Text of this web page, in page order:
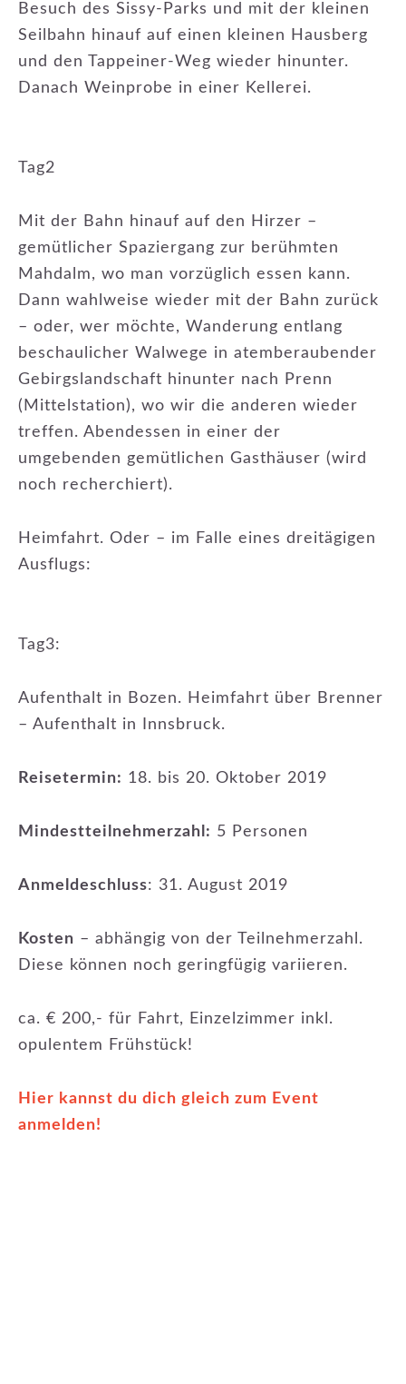
Besuch des Sissy-Parks und mit der kleinen
Seilbahn hinauf auf einen kleinen Hausberg
und den Tappeiner-Weg wieder hinunter.
Danach Weinprobe in einer Kellerei.
Tag2
Mit der Bahn hinauf auf den Hirzer –
gemütlicher Spaziergang zur berühmten
Mahdalm, wo man vorzüglich essen kann.
Dann wahlweise wieder mit der Bahn zurück
– oder, wer möchte, Wanderung entlang
beschaulicher Walwege in atemberaubender
Gebirgslandschaft hinunter nach Prenn
(Mittelstation), wo wir die anderen wieder
treffen. Abendessen in einer der
umgebenden gemütlichen Gasthäuser (wird
noch recherchiert).
Heimfahrt. Oder – im Falle eines dreitägigen
Ausflugs:
Tag3:
Aufenthalt in Bozen. Heimfahrt über Brenner
– Aufenthalt in Innsbruck.
Reisetermin: 18. bis 20. Oktober 2019
Mindestteilnehmerzahl: 5 Personen
Anmeldeschluss: 31. August 2019
Kosten – abhängig von der Teilnehmerzahl.
Diese können noch geringfügig variieren.
ca. € 200,- für Fahrt, Einzelzimmer inkl.
opulentem Frühstück!
Hier kannst du dich gleich zum Event
anmelden!